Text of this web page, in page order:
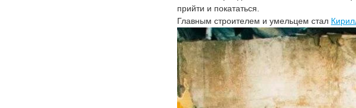
прийти и покататься.
Главным строителем и умельцем стал